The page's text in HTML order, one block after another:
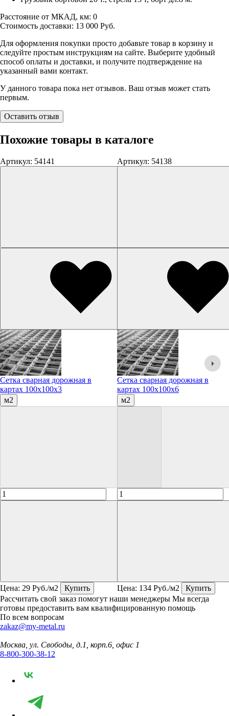
Расстояние от МКАД, км: 0
Стоимость доставки: 13 000 Руб.
Для оформления покупки просто добавьте товар в корзину и
следуйте простым инструкциям на сайте. Выберите удобный
способ оплаты и доставки, и получите подтверждение на
указанный вами контакт.
У данного товара пока нет отзывов. Ваш отзыв может стать
первым.
Оставить отзыв
Похожие товары в каталоге
Артикул: 54141
Сетка сварная дорожная в
картах 100х100х3
м2
Цена: 29 Руб./м2 Купить
Артикул: 54138
Сетка сварная дорожная в
картах 100х100х6
м2
Цена: 134 Руб./м2
Купить
Рассчитать свой заказ помогут наши менеджеры Мы всегда
готовы предоставить вам квалифицированную помощь
По всем вопросам
zakaz@my-metal.ru
Москва, ул. Свободы, д.1, корп.6, офис 1
8-800-300-38-12